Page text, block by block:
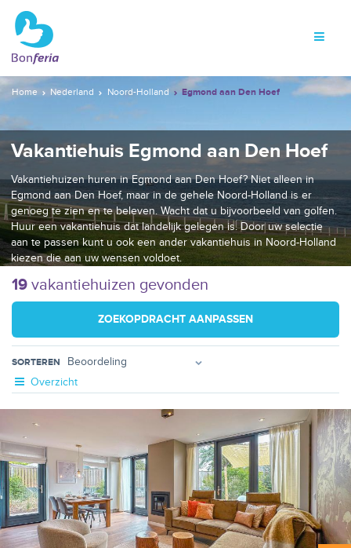
Home Nederland Noord-Holland Egmond aan Den Hoef
Vakantiehuis Egmond aan Den Hoef
Vakantiehuizen huren in Egmond aan Den Hoef? Niet alleen in
Egmond aan Den Hoef, maar in de gehele Noord-Holland is er
genoeg te zien en te beleven. Wacht dat u bijvoorbeeld van golfen.
Huur een vakantiehuis dat landelijk gelegen is. Door uw selectie
aan te passen kunt u ook een ander vakantiehuis in Noord-Holland
kiezen die aan uw wensen voldoet.
19 vakantiehuizen gevonden
ZOEKOPDRACHT AANPASSEN
SORTEREN
Overzicht